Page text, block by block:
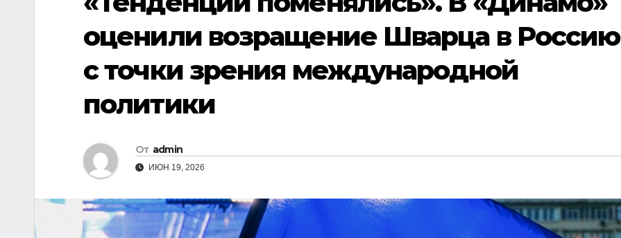
оценили возращение Шварца в Россию
с точки зрения международной
политики
От admin
ИЮН 19, 2026